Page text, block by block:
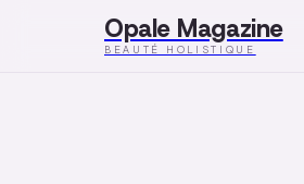
Opale Magazine
BEAUTÉ HOLISTIQUE